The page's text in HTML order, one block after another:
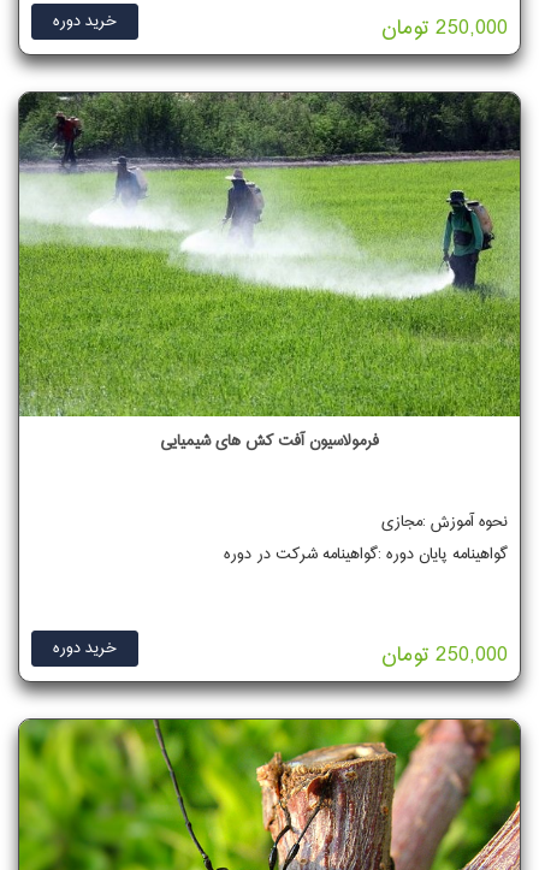
خرید دوره 250,000 تومان
فرمولاسیون آفت کش های شیمیایی
نحوه آموزش :مجازی
گواهینامه پایان دوره :گواهینامه شرکت در دوره
خرید دوره 250,000 تومان